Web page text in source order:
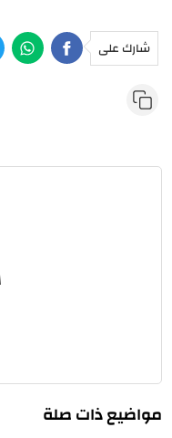
شارك على
مواضيع ذات صلة